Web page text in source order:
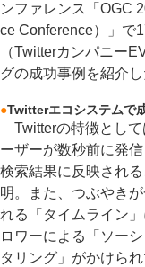
ンファレンス「OGC
ce Conference）」で
（Twitterカンパニー
グの成功事例を紹介し
●Twitterエコシステムで
Twitterの特徴として
ーザーが数秒前に発
検索結果に反映され
明。また、つぶやき
れる「タイムライン
ロワーによる「ソー
タリング」がかけら